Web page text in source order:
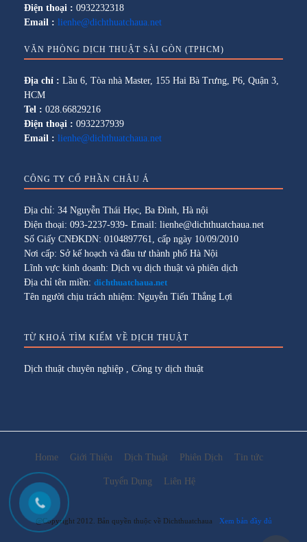
Điện thoại : 0932232318
Email : lienhe@dichthuatchaua.net
VĂN PHÒNG DỊCH THUẬT SÀI GÒN (TPHCM)
Địa chỉ : Lầu 6, Tòa nhà Master, 155 Hai Bà Trưng, P6, Quận 3,
HCM
Tel : 028.66829216
Điện thoại : 0932237939
Email : lienhe@dichthuatchaua.net
CÔNG TY CỔ PHẦN CHÂU Á
Địa chỉ: 34 Nguyễn Thái Học, Ba Đình, Hà nội
Điện thoại: 093-2237-939- Email: lienhe@dichthuatchaua.net
Số Giấy CNĐKDN: 0104897761, cấp ngày 10/09/2010
Nơi cấp: Sở kế hoạch và đầu tư thành phố Hà Nội
Lĩnh vực kinh doanh: Dịch vụ dịch thuật và phiên dịch
Địa chỉ tên miền: dichthuatchaua.net
Tên người chịu trách nhiệm: Nguyễn Tiến Thắng Lợi
TỪ KHOÁ TÌM KIẾM VỀ DỊCH THUẬT
Dịch thuật chuyên nghiệp Công ty dịch thuật
Home Giới Thiệu Dịch Thuật Phiên Dịch Tin tức
Tuyển Dụng Liên Hệ
@Copyright 2012. Bản quyền thuộc về Dichthuatchaua Xem bản đầy đủ